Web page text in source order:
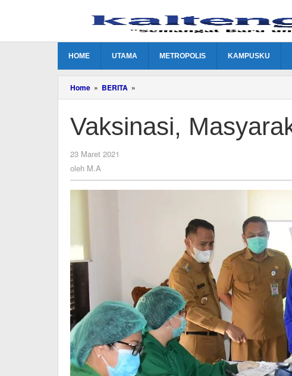
HOME UTAMA METROPOLIS KAMPUSKU
Home » BERITA »
Masyarakat
Jujur
Vaksinasi,
23 Maret 2021
oleh M.A